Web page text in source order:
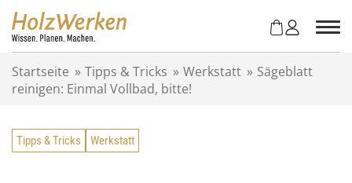
Startseite » Tipps & Tricks » Werkstatt » Sägeblatt
reinigen: Einmal Vollbad, bitte!
Tipps & Tricks Werkstatt